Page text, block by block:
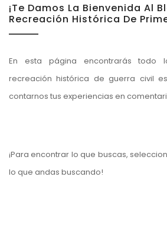
¡Te Damos La Bienvenida Al
Recreación Histórica De
En esta página encontrarás todo
recreación histórica de guerra civil
contarnos tus experiencias en
¡Para encontrar lo que buscas,
lo que andas buscando!